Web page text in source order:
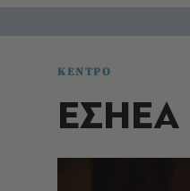
ΚΕΝΤΡΟ
ΕΣΗΕΑ